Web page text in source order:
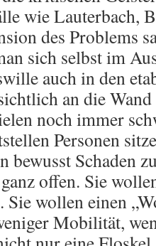
wie Lauterbach,
des Problems
sich selbst im
auch in den
an die
noch immer
Personen
bewusst Schaden
offen. Sie
Sie wollen einen
Mobilität,